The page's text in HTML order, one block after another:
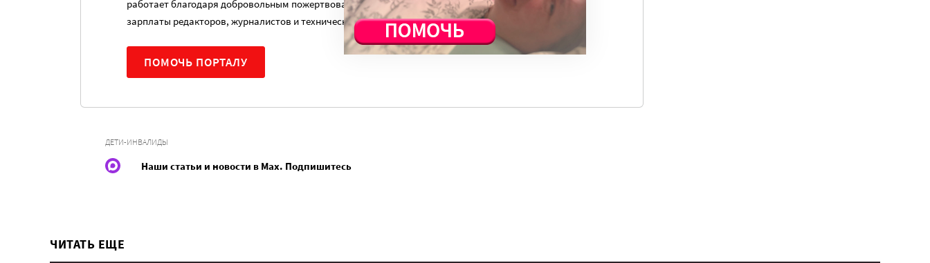
работает благодаря добровольным пожертвованиям наших читателей. На командировки, съемки,
зарплаты редакторов, журналистов и техническую поддержку сайта нужны средства.
ПОМОЧЬ ПОРТАЛУ
ДЕТИ-ИНВАЛИДЫ
Наши статьи и новости в Max. Подпишитесь
ЧИТАТЬ ЕЩЕ